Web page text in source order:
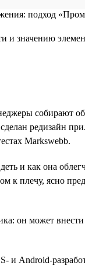
собирают
редизайн
Markswebb.
и как она
к плечу, ясно
он может
Android-